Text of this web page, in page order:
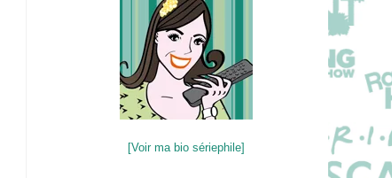
[Voir ma bio sériephile]